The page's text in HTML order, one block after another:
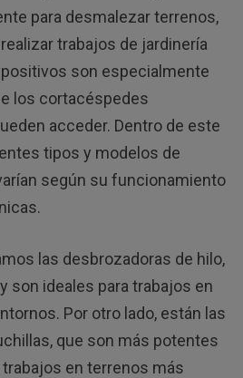
para desmalezar terrenos,
trabajos de jardinería
son especialmente
los cortacéspedes
acceder. Dentro de este
tipos y modelos de
según su funcionamiento
las desbrozadoras de hilo,
son ideales para trabajos en
Por otro lado, están las
que son más potentes
en terrenos más